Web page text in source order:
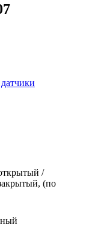
/
(по